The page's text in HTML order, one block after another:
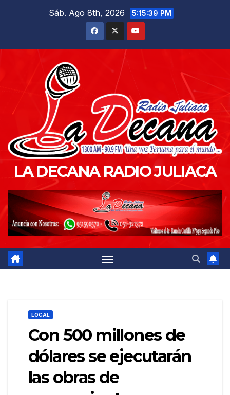
Sáb. Ago 8th, 2026 5:15:41 PM
LA DECANA RADIO JULIACA
LOCAL
Con 500 millones de
dólares se ejecutarán
las obras de